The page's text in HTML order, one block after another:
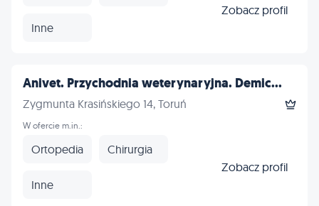
Inne
Zobacz profil
Anivet. Przychodnia weterynaryjna. Demic...
Zygmunta Krasińskiego 14, Toruń
W ofercie m.in.:
Ortopedia Chirurgia
Inne
Zobacz profil